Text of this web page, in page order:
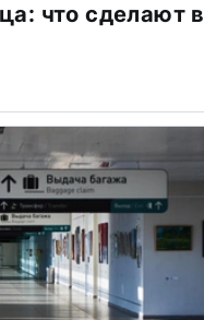
что сделают в